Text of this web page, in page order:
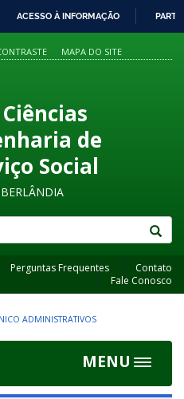
PARA
O
ACESSO À INFORMAÇÃO
MAPA DO SITE
de
Social
Perguntas Frequentes
Contato
Fale Conosco
ADMINISTRATIVOS
MENU
Toggle